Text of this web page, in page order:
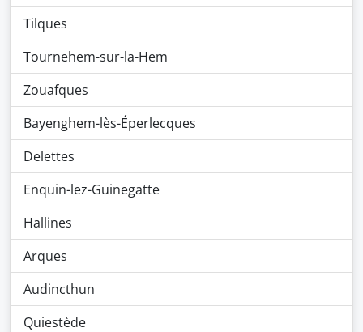
Tilques
Tournehem-sur-la-Hem
Zouafques
Bayenghem-lès-Éperlecques
Delettes
Enquin-lez-Guinegatte
Hallines
Arques
Audincthun
Quiestède